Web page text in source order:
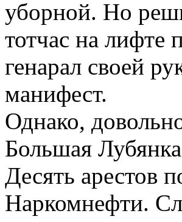
уборной. Но
тотчас на лифте
генарал своей
манифест.
Однако,
Большая
Десять арестов
Наркомнефти.